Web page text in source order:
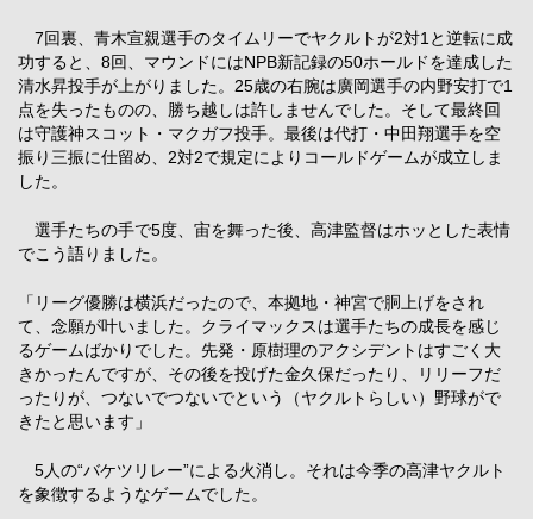
7回裏、青木宣親選手のタイムリーでヤクルトが2対1と逆転に成
功すると、8回、マウンドにはNPB新記録の50ホールドを達成した
清水昇投手が上がりました。25歳の右腕は廣岡選手の内野安打で1
点を失ったものの、勝ち越しは許しませんでした。そして最終回
は守護神スコット・マクガフ投手。最後は代打・中田翔選手を空
振り三振に仕留め、2対2で規定によりコールドゲームが成立しま
した。
選手たちの手で5度、宙を舞った後、高津監督はホッとした表情
でこう語りました。
「リーグ優勝は横浜だったので、本拠地・神宮で胴上げをされ
て、念願が叶いました。クライマックスは選手たちの成長を感じ
るゲームばかりでした。先発・原樹理のアクシデントはすごく大
きかったんですが、その後を投げた金久保だったり、リリーフだ
ったりが、つないでつないでという（ヤクルトらしい）野球がで
きたと思います」
5人の“バケツリレー”による火消し。それは今季の高津ヤクルト
を象徴するようなゲームでした。